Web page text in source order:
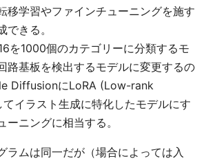
移学習やファインチューニングを施す
できる。
を1000個のカテゴリーに分類するモ
路基板を検出するモデルに変更するの
DiffusionにLoRA (Low-rank
イラスト生成に特化したモデルにす
ーニングに相当する。
ラムは同一だが（場合によっては入